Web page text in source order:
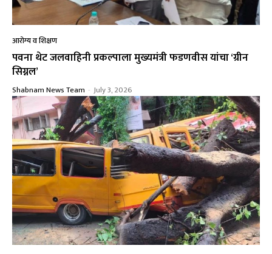
आरोग्य व शिक्षण
पवना थेट जलवाहिनी प्रकल्पाला मुख्यमंत्री फडणवीस यांचा ‘ग्रीन
सिग्नल’
Shabnam News Team - July 3, 2026